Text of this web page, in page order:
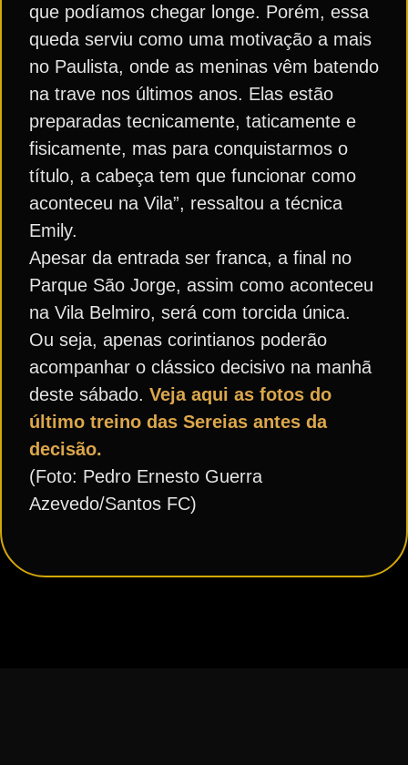
que podíamos chegar longe. Porém, essa
queda serviu como uma motivação a mais
no Paulista, onde as meninas vêm batendo
na trave nos últimos anos. Elas estão
preparadas tecnicamente, taticamente e
fisicamente, mas para conquistarmos o
título, a cabeça tem que funcionar como
aconteceu na Vila”, ressaltou a técnica
Emily.
Apesar da entrada ser franca, a final no
Parque São Jorge, assim como aconteceu
na Vila Belmiro, será com torcida única.
Ou seja, apenas corintianos poderão
acompanhar o clássico decisivo na manhã
deste sábado. Veja aqui as fotos do
último treino das Sereias antes da
decisão.
(Foto: Pedro Ernesto Guerra
Azevedo/Santos FC)